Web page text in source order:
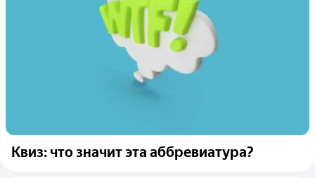
Квиз: что значит эта аббревиатура?